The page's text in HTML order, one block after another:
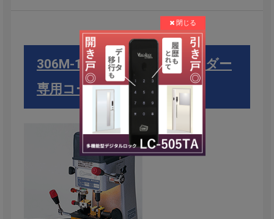
306M-1 （メガクロスシリンダー
専用コードマシン）